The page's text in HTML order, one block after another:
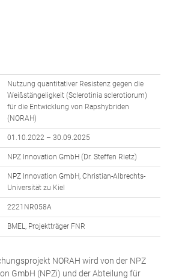
Nutzung quantitativer Resistenz gegen die
Weißstängeligkeit (Sclerotinia sclerotiorum)
für die Entwicklung von Rapshybriden
(NORAH)
01.10.2022 – 30.09.2025
NPZ Innovation GmbH (Dr. Steffen Rietz)
NPZ Innovation GmbH, Christian-Albrechts-
Universität zu Kiel
2221NR058A
BMEL, Projektträger FNR
NORAH wird von der NPZ
GmbH (NPZi) und der Abteilung für